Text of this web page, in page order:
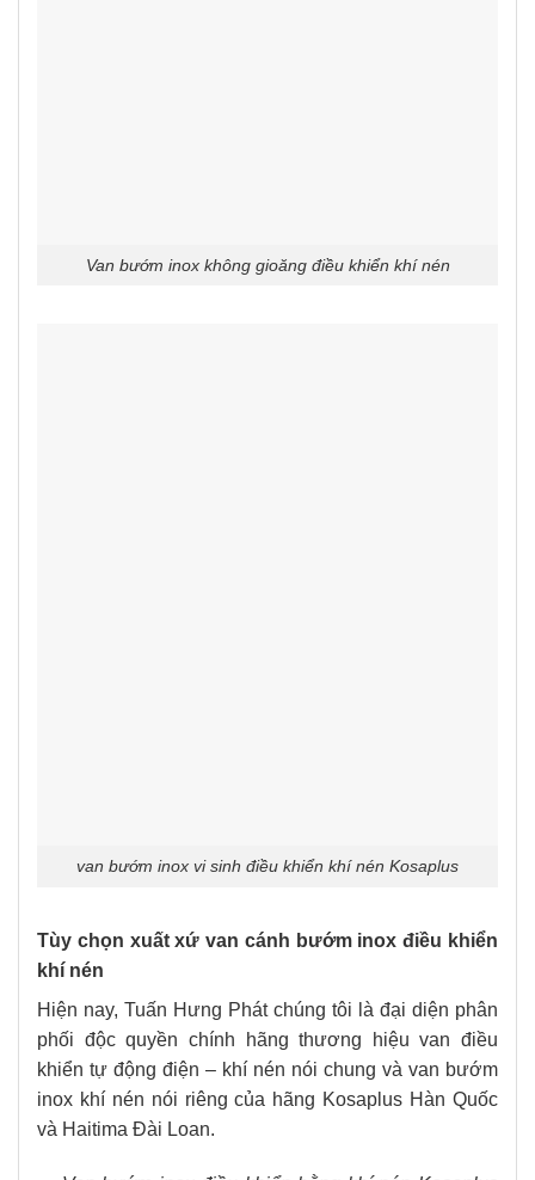
Van bướm inox không gioăng điều khiển khí nén
van bướm inox vi sinh điều khiển khí nén Kosaplus
Tùy chọn xuất xứ van cánh bướm inox điều khiển
khí nén
Hiện nay, Tuấn Hưng Phát chúng tôi là đại diện phân
phối độc quyền chính hãng thương hiệu van điều
khiển tự động điện – khí nén nói chung và van bướm
inox khí nén nói riêng của hãng Kosaplus Hàn Quốc
và Haitima Đài Loan.